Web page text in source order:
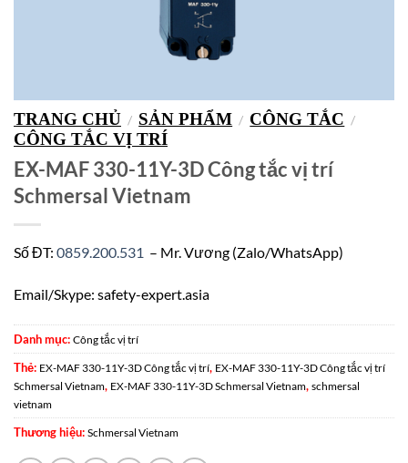
TRANG CHỦ / SẢN PHẨM / CÔNG TẮC /
CÔNG TẮC VỊ TRÍ
EX-MAF 330-11Y-3D Công tắc vị trí
Schmersal Vietnam
Số ĐT: 0859.200.531 – Mr. Vương (Zalo/WhatsApp)
Email/Skype: safety-expert.asia
Danh mục: Công tắc vị trí
Thẻ: EX-MAF 330-11Y-3D Công tắc vị trí, EX-MAF 330-11Y-3D Công tắc vị trí
Schmersal Vietnam, EX-MAF 330-11Y-3D Schmersal Vietnam, schmersal
vietnam
Thương hiệu: Schmersal Vietnam